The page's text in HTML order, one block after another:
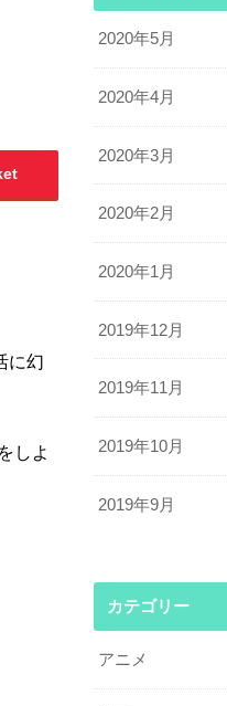
に幻
しよ
2020年5月
2020年4月
2020年3月
2020年2月
2020年1月
2019年12月
2019年11月
2019年10月
2019年9月
カテゴリー
アニメ